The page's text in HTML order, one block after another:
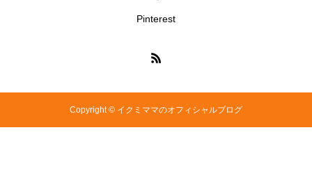
Pinterest
Copyright © イクミママのオフィシャルブログ